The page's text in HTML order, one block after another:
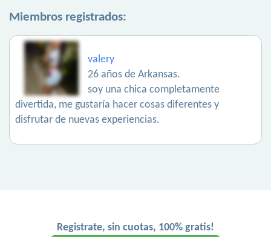
Miembros registrados:
valery
26 años de Arkansas.
soy una chica completamente
divertida, me gustaría hacer cosas diferentes y
disfrutar de nuevas experiencias.
Registrate, sin cuotas, 100% gratis!